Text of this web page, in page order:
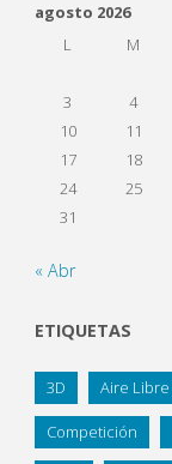
agosto 2026
L
M
3
4
10
11
17
18
24
25
31
« Abr
ETIQUETAS
3D Aire Libre
Competición